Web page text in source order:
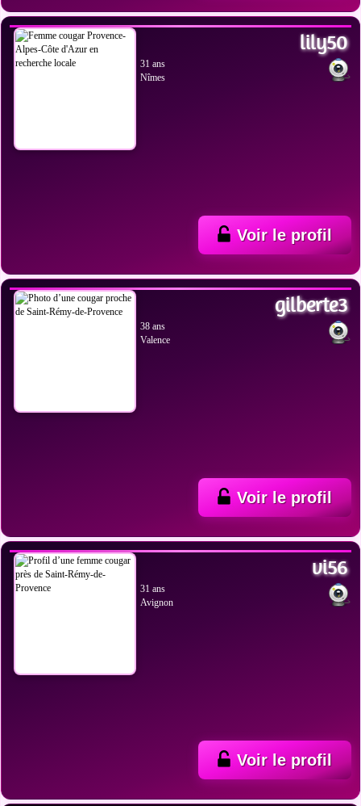
VOIR LES PHOTOS
lily50
31 ans
Nîmes
Voir le profil
gilberte3
38 ans
Valence
Voir le profil
VOIR LES PHOTOS
vi56
31 ans
Avignon
Voir le profil